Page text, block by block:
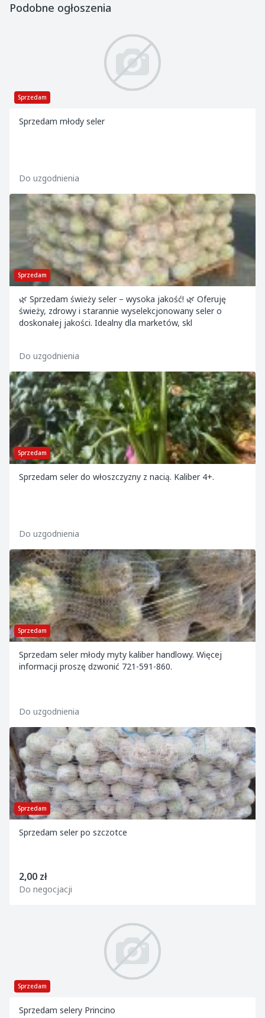
Podobne ogłoszenia
Sprzedam
Sprzedam młody seler
Do uzgodnienia
Sprzedam
🌿 Sprzedam świeży seler – wysoka jakość! 🌿 Oferuję
świeży, zdrowy i starannie wyselekcjonowany seler o
doskonałej jakości. Idealny dla marketów, skl
Do uzgodnienia
Sprzedam
Sprzedam seler do włoszczyzny z nacią. Kaliber 4+.
Do uzgodnienia
Sprzedam
Sprzedam seler młody myty kaliber handlowy. Więcej
informacji proszę dzwonić 721-591-860.
Do uzgodnienia
Sprzedam
Sprzedam seler po szczotce
2,00 zł
Do negocjacji
Sprzedam
Sprzedam selery Princino